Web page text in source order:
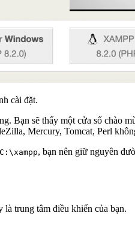
cài đặt.
Bạn sẽ thấy một cửa sổ chào
Mercury, Tomcat, Perl
C:\xampp, bạn nên giữ nguyên
trung tâm điều khiển của bạn.